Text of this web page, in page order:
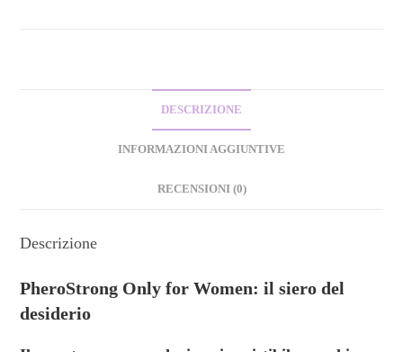
DESCRIZIONE
INFORMAZIONI AGGIUNTIVE
RECENSIONI (0)
Descrizione
PheroStrong Only for Women: il siero del
desiderio